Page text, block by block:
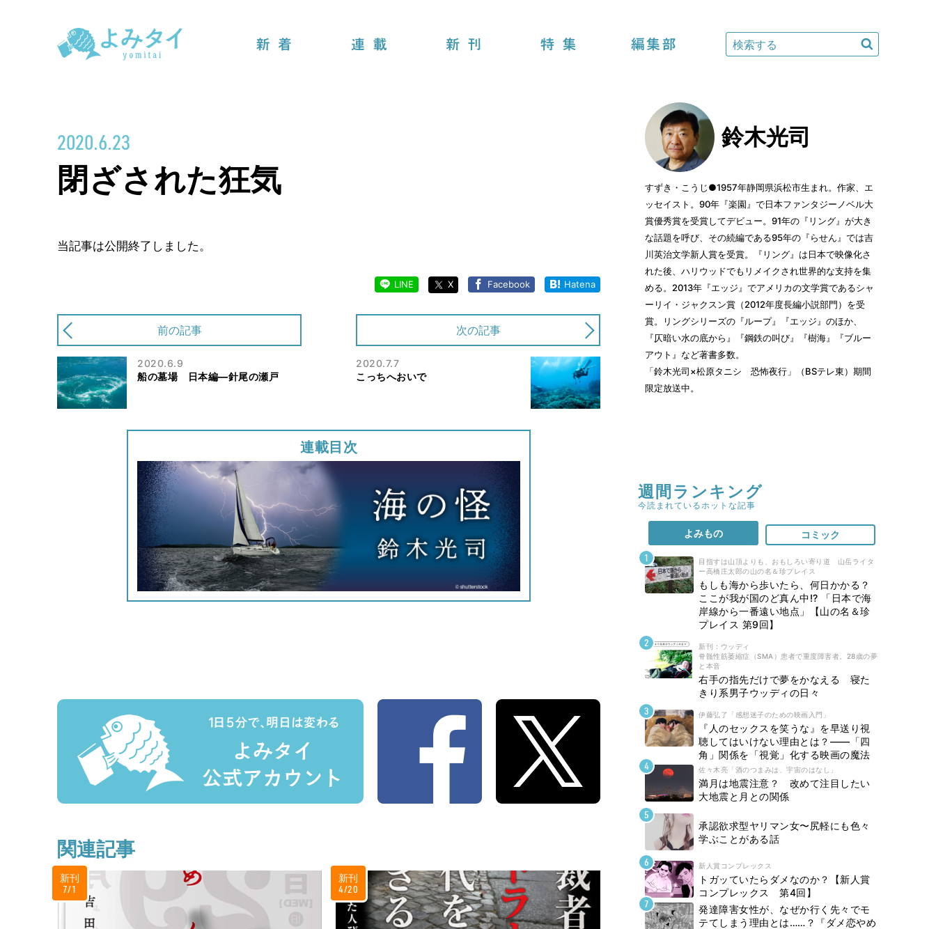
2020.6.23
閉ざされた狂気
当記事は公開終了しました。
LINE X Facebook Hatena
前の記事
2020.6.9
船の墓場 日本編―針尾の瀬戸
次の記事
2020.7.7
こっちへおいで
連載目次
関連記事
新刊
7/1
新刊
4/20
鈴木光司
すずき・こうじ●1957年静岡県浜松市生まれ。作家、エ
ッセイスト。90年『楽園』で日本ファンタジーノベル大
賞優秀賞を受賞してデビュー。91年の『リング』が大き
な話題を呼び、その続編である95年の『らせん』では吉
川英治文学新人賞を受賞。『リング』は日本で映像化さ
れた後、ハリウッドでもリメイクされ世界的な支持を集
める。2013年『エッジ』でアメリカの文学賞であるシャ
ーリイ・ジャクスン賞（2012年度長編小説部門）を受
賞。リングシリーズの『ループ』『エッジ』のほか、
『仄暗い水の底から』『鋼鉄の叫び』『樹海』『ブルー
アウト』など著書多数。
「鈴木光司×松原タニシ 恐怖夜行」
（BSテレ東）期間
限定放送中。
週間ランキング
今読まれているホットな記事
よみもの コミック
目指すは山頂よりも、おもしろい寄り道 山岳ライタ
ー高橋庄太郎の山の名＆珍プレイス
もしも海から歩いたら、何日かかる？
ここが我が国のど真ん中!? 「日本で海
岸線から一番遠い地点」【山の名＆珍
プレイス 第9回】
新刊 : ウッディ
脊髄性筋萎縮症（SMA）患者で重度障害者。28歳の夢
と本音
右手の指先だけで夢をかなえる 寝た
きり系男子ウッディの日々
伊藤弘了「感想迷子のための映画入門」
『人のセックスを笑うな』を早送り視
聴してはいけない理由とは？――「四
角」関係を「視覚」化する映画の魔法
佐々木亮「酒のつまみは、宇宙のはなし」
満月は地震注意？ 改めて注目したい
大地震と月との関係
承認欲求型ヤリマン女〜尻軽にも色々
学ぶことがある話
新人賞コンプレックス
トガッていたらダメなのか？【新人賞
コンプレックス 第4回】
発達障害女性が、なぜか行く先々でモ
テてしまう理由とは……？『ダメ恋やめ